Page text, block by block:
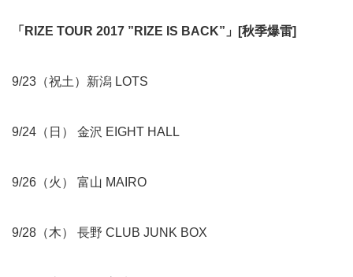
「RIZE TOUR 2017 ”RIZE IS BACK”」[秋季爆雷]
9/23（祝土）新潟 LOTS
9/24（日） 金沢 EIGHT HALL
9/26（火） 富山 MAIRO
9/28（木） 長野 CLUB JUNK BOX